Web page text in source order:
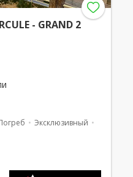
- GRAND 2
Эксклюзивный